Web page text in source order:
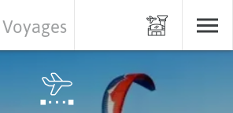
Voyages